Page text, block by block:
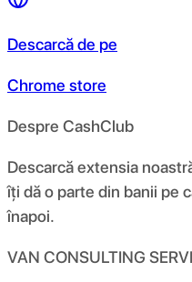
Descarcă de pe
Chrome store
Despre CashClub
Descarcă extensia
îți dă o parte din banii pe
înapoi.
VAN CONSULTING